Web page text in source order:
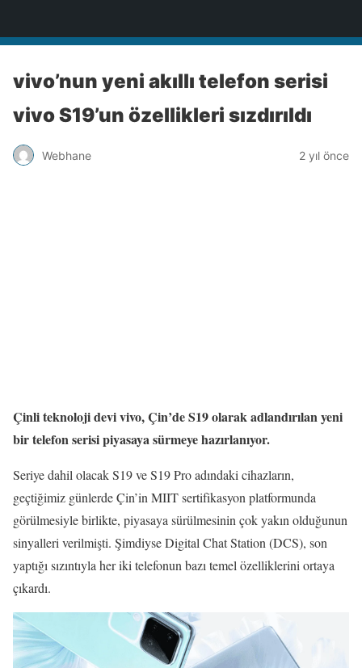
vivo’nun yeni akıllı telefon serisi
vivo S19’un özellikleri sızdırıldı
Webhane 2 yıl önce
Çinli teknoloji devi vivo, Çin’de S19 olarak adlandırılan yeni
bir telefon serisi piyasaya sürmeye hazırlanıyor.
Seriye dahil olacak S19 ve S19 Pro adındaki cihazların,
geçtiğimiz günlerde Çin’in MIIT sertifikasyon platformunda
görülmesiyle birlikte, piyasaya sürülmesinin çok yakın olduğunun
sinyalleri verilmişti. Şimdiyse Digital Chat Station (DCS), son
yaptığı sızıntıyla her iki telefonun bazı temel özelliklerini ortaya
çıkardı.